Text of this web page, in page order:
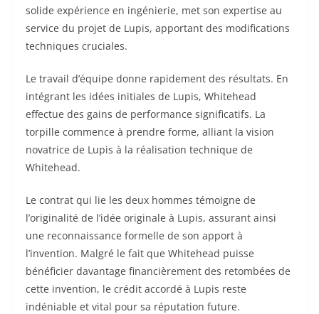
solide expérience en ingénierie, met son expertise au
service du projet de Lupis, apportant des modifications
techniques cruciales.
Le travail d’équipe donne rapidement des résultats. En
intégrant les idées initiales de Lupis, Whitehead
effectue des gains de performance significatifs. La
torpille commence à prendre forme, alliant la vision
novatrice de Lupis à la réalisation technique de
Whitehead.
Le contrat qui lie les deux hommes témoigne de
l’originalité de l’idée originale à Lupis, assurant ainsi
une reconnaissance formelle de son apport à
l’invention. Malgré le fait que Whitehead puisse
bénéficier davantage financièrement des retombées de
cette invention, le crédit accordé à Lupis reste
indéniable et vital pour sa réputation future.